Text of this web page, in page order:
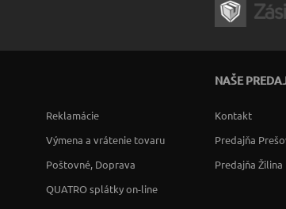
Reklamácie
Výmena a vrátenie tovaru
Poštovné, Doprava
QUATRO splátky on-line
NAŠE
Kontakt
Predajňa
Predajňa Žilina